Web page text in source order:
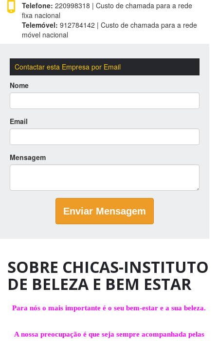
Telefone: 220998318 | Custo de chamada para a rede
fixa nacional
Telemóvel: 912784142 | Custo de chamada para a rede
móvel nacional
Contactar esta Empresa por Email
Nome
Email
Mensagem
Enviar Mensagem
SOBRE CHICAS-INSTITUTO
DE BELEZA E BEM ESTAR
Para nós o mais importante é o seu bem-estar e a sua beleza.
A nossa preocupação é que seja sempre acompanhada pelas